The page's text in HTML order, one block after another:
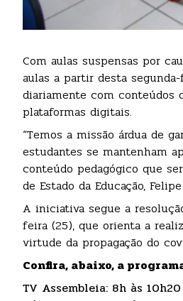
Com aulas suspensas por
aulas a partir desta
diariamente com conteúdos
plataformas digitais.
“Temos a missão árdua de
estudantes se mantenham
conteúdo pedagógico que
de Estado da Educação,
A iniciativa segue a
feira (25), que orienta a
virtude da propagação do
Confira, abaixo, a
TV Assembleia: 8h às